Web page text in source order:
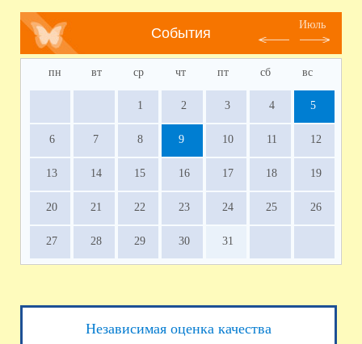
События
Июль
пн вт ср чт пт сб вс
1 2 3 4 5
6 7 8 9 10 11 12
13 14 15 16 17 18 19
20 21 22 23 24 25 26
27 28 29 30 31
Независимая оценка качества